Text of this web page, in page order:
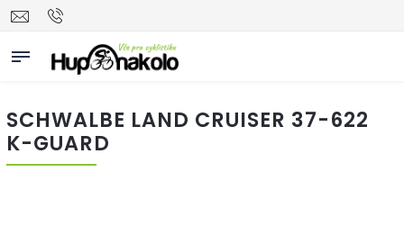
SCHWALBE LAND CRUISER 37-622
K-GUARD